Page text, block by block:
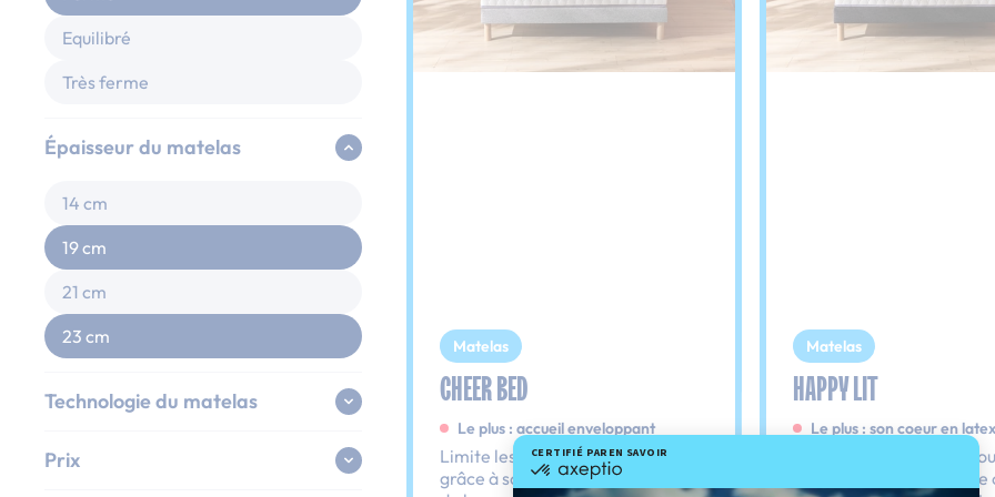
Equilibré
Très ferme
Épaisseur du matelas
14 cm
19 cm
21 cm
23 cm
Technologie du matelas
Prix
Matelas
CHEER BED
Le plus : accueil enveloppant
Limite les points de pression
grâce à son cœur tout tendre avec
Matelas
HAPPY LIT
Le plus : son coeur en latex
Le matelas latex
Cette matière respirante